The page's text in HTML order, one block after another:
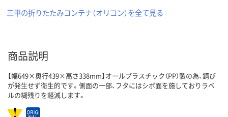
三甲の折りたたみコンテナ（オリコン）を全て見る
商品説明
【幅649×奥行439×高さ338mm】オールプラスチック（PP）製の為、錆び
が発生せず衛生的です。側面の一部、フタにはシボ面を施しておりラベ
ルの糊残りを軽減します。